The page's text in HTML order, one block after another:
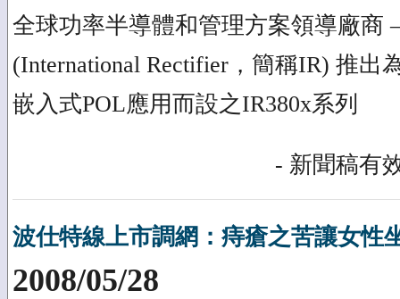
全球功率半導體和管理方案領導廠商
(International Rectifier，簡稱IR) 推出
嵌入式POL應用而設之IR380x系列
- 新聞稿有
波仕特線上市調網：痔瘡之苦讓女性
2008/05/28